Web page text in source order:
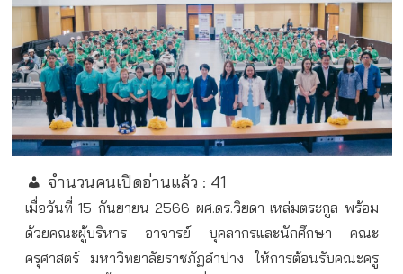
จำนวนคนเปิดอ่านแล้ว : 41
เมื่อวันที่ 15 กันยายน 2566 ผศ.ดร.วิยดา เหล่มตระกูล พร้อม
ด้วยคณะผู้บริหาร อาจารย์ บุคลากรและนักศึกษา คณะ
ครุศาสตร์ มหาวิทยาลัยราชภัฏลำปาง ให้การต้อนรับคณะครู